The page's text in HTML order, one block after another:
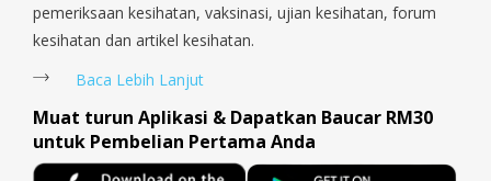
pemeriksaan kesihatan, vaksinasi, ujian kesihatan, forum
kesihatan dan artikel kesihatan.
Baca Lebih Lanjut
Muat turun Aplikasi & Dapatkan Baucar RM30
untuk Pembelian Pertama Anda